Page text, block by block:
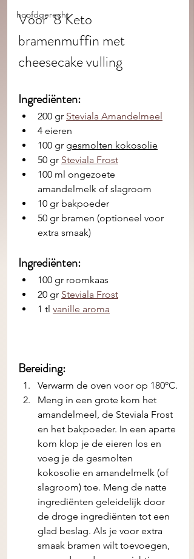
hoofdgerecht
Voor  8 Keto
bramenmuffin met
cheesecake vulling
Ingrediënten:
200 gr Steviala Amandelmeel
4 eieren
100 gr gesmolten kokosolie
50 gr Steviala Frost
100 ml ongezoete
amandelmelk of slagroom
10 gr bakpoeder
50 gr bramen (optioneel voor
extra smaak)
Ingrediënten:
100 gr roomkaas
20 gr Steviala Frost
1 tl vanille aroma
Bereiding:
Verwarm de oven voor op 180ºC.
Meng in een grote kom het
amandelmeel, de Steviala Frost
en het bakpoeder. In een aparte
kom klop je de eieren los en
voeg je de gesmolten
kokosolie en amandelmelk (of
slagroom) toe. Meng de natte
ingrediënten geleidelijk door
de droge ingrediënten tot een
glad beslag. Als je voor extra
smaak bramen wilt toevoegen,